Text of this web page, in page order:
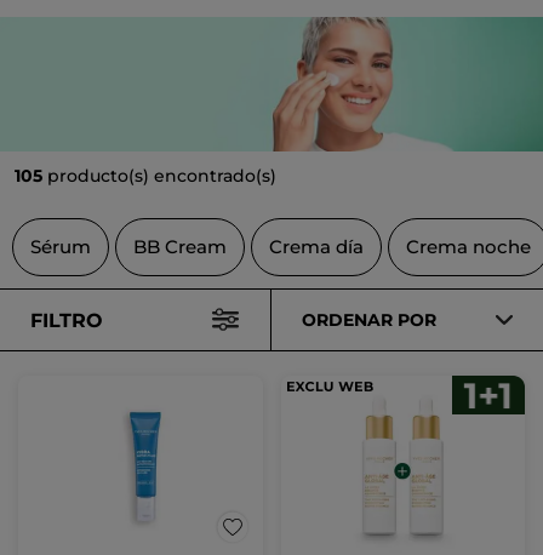
105 producto(s) encontrado(s)
Sérum BB Cream Crema día Crema noche
FILTRO ORDENAR POR